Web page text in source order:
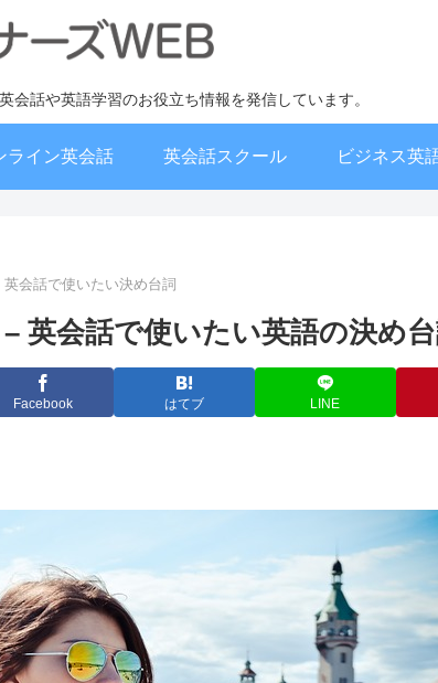
話や英語学習のお役立ち情報を発信しています。
ライン英会話 英会話スクール ビジネス英
英会話で使いたい決め台詞
英会話で使いたい英語の決め台
Facebook はてブ LINE